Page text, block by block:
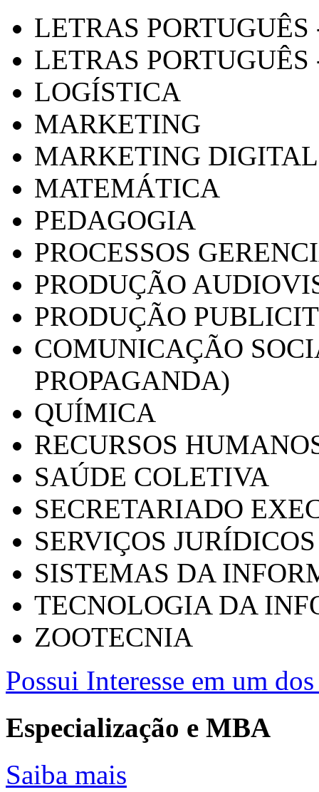
LETRAS
LETRAS PORTUGUÊS
LOGÍSTICA
MARKETING
MARKETING DIGITAL
MATEMÁTICA
PEDAGOGIA
PROCESSOS
PRODUÇÃO
PRODUÇÃO
COMUNICAÇÃO
PROPAGANDA)
QUÍMICA
RECURSOS
SAÚDE COLETIVA
SECRETARIADO
SERVIÇOS
SISTEMAS DA
TECNOLOGIA DA
ZOOTECNIA
Possui Interesse em um
Especialização e MBA
Saiba mais